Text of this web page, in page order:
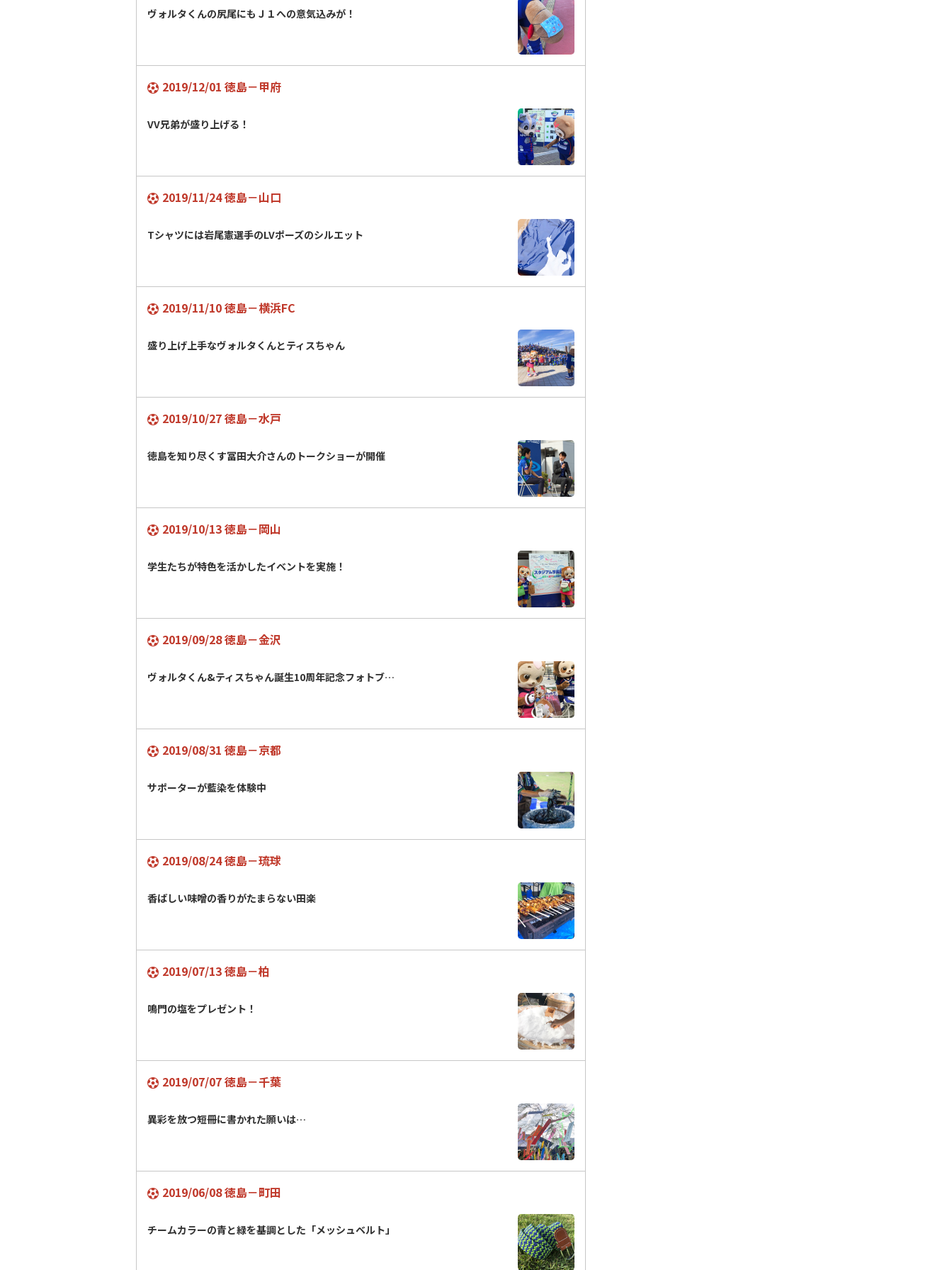
ヴォルタくんの尻尾にもＪ１への意気込みが！
2019/12/01 徳島－甲府
VV兄弟が盛り上げる！
2019/11/24 徳島－山口
Tシャツには岩尾憲選手のLVポーズのシルエット
2019/11/10 徳島－横浜FC
盛り上げ上手なヴォルタくんとティスちゃん
2019/10/27 徳島－水戸
徳島を知り尽くす冨田大介さんのトークショーが開催
2019/10/13 徳島－岡山
学生たちが特色を活かしたイベントを実施！
2019/09/28 徳島－金沢
ヴォルタくん&ティスちゃん誕生10周年記念フォトブ…
2019/08/31 徳島－京都
サポーターが藍染を体験中
2019/08/24 徳島－琉球
香ばしい味噌の香りがたまらない田楽
2019/07/13 徳島－柏
鳴門の塩をプレゼント！
2019/07/07 徳島－千葉
異彩を放つ短冊に書かれた願いは…
2019/06/08 徳島－町田
チームカラーの青と緑を基調とした「メッシュベルト」